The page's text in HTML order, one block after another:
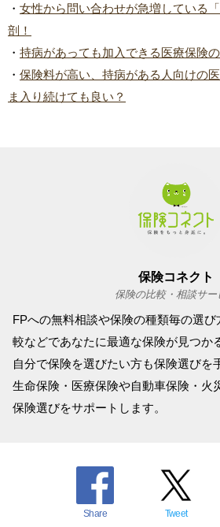
・ 女性から問い合わせが急増している
剖！
・ 持病があっても加入できる医療保険
・ 保険料が高い、持病がある人向けの
ま入り続けても良い？
保険コネクト
保険の比較・相談サー
FPへの無料相談や保険の種類毎の選
較などであなたに最適な保険が見つか
自分で保険を選びたい方も保険選びを
生命保険・医療保険や自動車保険・火
保険選びをサポートします。
Share Tweet